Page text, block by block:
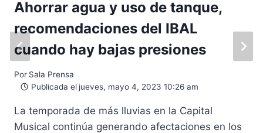
Ahorrar agua y uso de tanque,
recomendaciones del IBAL
cuando hay bajas presiones
Por Sala Prensa
Publicada el jueves, mayo 4, 2023 10:26 am
La temporada de más lluvias en la Capital
Musical continúa generando afectaciones en los